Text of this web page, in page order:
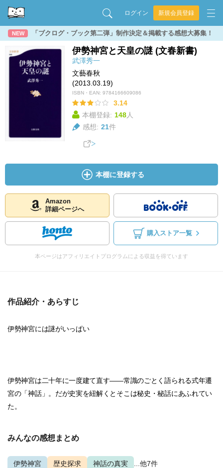
ログイン 新規会員登録
NEW 「ブクログ・ブック第二弾」制作決定＆掲載する感想大募集！
伊勢神宮と天皇の謎 (文春新書)
武澤秀一
文藝春秋
(2013.03.19)
ISBN・EAN: 9784166609086
3.14
本棚登録: 148人
感想: 21件
本棚に登録する
Amazon
詳細ページへ
購入ストア一覧
本ページはアフィリエイトプログラムによる収益を得ています
作品紹介・あらすじ
伊勢神宮には謎がいっぱい
伊勢神宮は二十年に一度建て直す――常識のごとく語られる式年遷
宮の「神話」。だが史実を紐解くとそこは秘史・秘話にあふれてい
た。
みんなの感想まとめ
伊勢神宮 歴史探求 神話の真実 ...他7件